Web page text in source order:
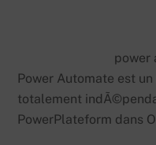
power
Power Automate est
totalement
PowerPlateform dans